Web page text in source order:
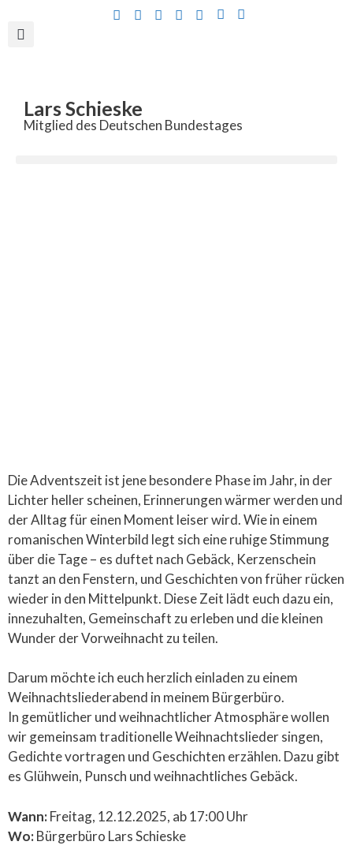
Lars Schieske
Mitglied des Deutschen Bundestages
Die Adventszeit ist jene besondere Phase im Jahr, in der
Lichter heller scheinen, Erinnerungen wärmer werden und
der Alltag für einen Moment leiser wird. Wie in einem
romanischen Winterbild legt sich eine ruhige Stimmung
über die Tage – es duftet nach Gebäck, Kerzenschein
tanzt an den Fenstern, und Geschichten von früher rücken
wieder in den Mittelpunkt. Diese Zeit lädt euch dazu ein,
innezuhalten, Gemeinschaft zu erleben und die kleinen
Wunder der Vorweihnacht zu teilen.
Darum möchte ich euch herzlich einladen zu einem
Weihnachtsliederabend in meinem Bürgerbüro.
In gemütlicher und weihnachtlicher Atmosphäre wollen
wir gemeinsam traditionelle Weihnachtslieder singen,
Gedichte vortragen und Geschichten erzählen. Dazu gibt
es Glühwein, Punsch und weihnachtliches Gebäck.
Wann:Freitag, 12.12.2025, ab 17:00 Uhr
Wo:Bürgerbüro Lars Schieske